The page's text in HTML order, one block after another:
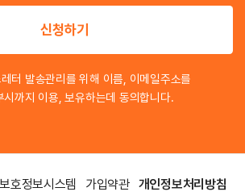
이
신청하기
터 발송관리를 위해 이름, 이메일주소를
시까지 이용, 보유하는데 동의합니다.
호정보시스템 가입약관 개인정보처리방침